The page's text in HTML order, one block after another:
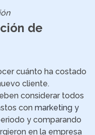
de
cuánto ha costado
cliente.
considerar todos
con marketing y
y comparando
en la empresa